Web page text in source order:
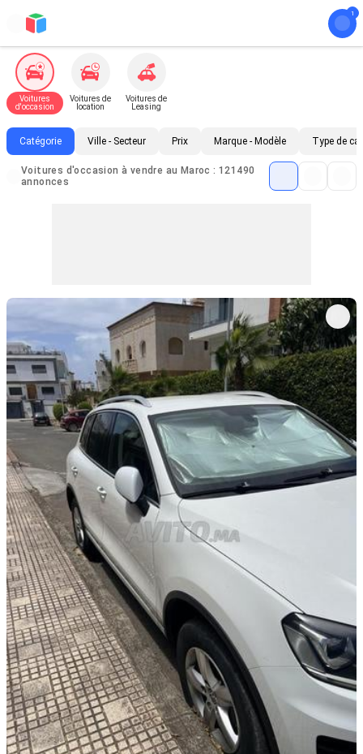
Voitures
d'occasion
Voitures de
location
Voitures de
Leasing
Catégorie Ville - Secteur Prix Marque - Modèle Type de
Voitures d'occasion à vendre au Maroc : 121490
annonces